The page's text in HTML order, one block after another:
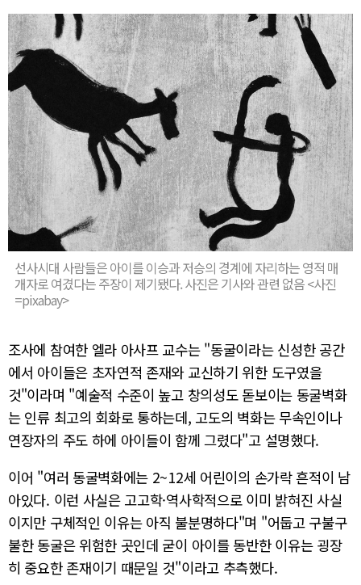
선사시대 사람들은 아이를 이승과 저승의 경계에 자리하는 영적 매
개자로 여겼다는 주장이 제기됐다. 사진은 기사와 관련 없음 <사진
=pixabay>
조사에 참여한 엘라 아사프 교수는 "동굴이라는 신성한 공간
에서 아이들은 초자연적 존재와 교신하기 위한 도구였을
것"이라며 "예술적 수준이 높고 창의성도 돋보이는 동굴벽화
는 인류 최고의 회화로 통하는데, 고도의 벽화는 무속인이나
연장자의 주도 하에 아이들이 함께 그렸다"고 설명했다.
이어 "여러 동굴벽화에는 2~12세 어린이의 손가락 흔적이 남
아있다. 이런 사실은 고고학·역사학적으로 이미 밝혀진 사실
이지만 구체적인 이유는 아직 불분명하다"며 "어둡고 구불구
불한 동굴은 위험한 곳인데 굳이 아이를 동반한 이유는 굉장
히 중요한 존재이기 때문일 것"이라고 추측했다.